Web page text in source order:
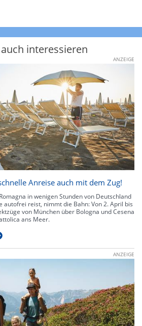
interessieren
ANZEIGE
Anreise auch mit dem Zug!
in wenigen Stunden von Deutschland
autofrei reist, nimmt die Bahn: Von 2. April bis
von München über Bologna und Cesena
ans Meer.
ANZEIGE